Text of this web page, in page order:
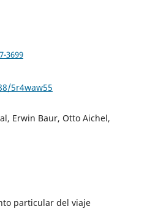
3699
5r4waw55
Erwin Baur, Otto Aichel,
particular del viaje